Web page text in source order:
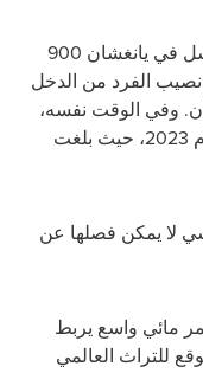
في عام 2023، بلغت قيمة إنتاج خوخ العسل في يانغشان 900
دولار) وبلغ نصيب الفرد من الدخل
للمزارعين في يانغشان 66000 يوان. وفي الوقت نفسه،
جذبت البلدة أكثر من مليوني سائح في عام 2023، حيث بلغت
لا يمكن فصلها عن
مائي واسع يربط
للتراث العالمي